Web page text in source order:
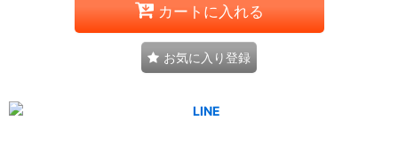
カートに入れる
お気に入り登録